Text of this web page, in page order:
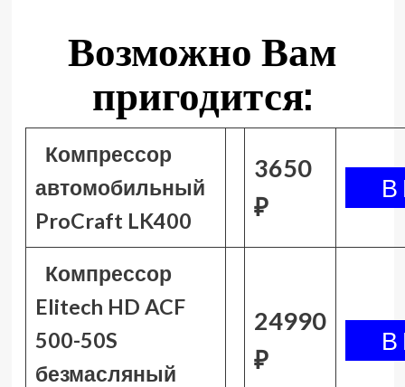
Возможно Вам
пригодится:
Компрессор
автомобильный
ProCraft LK400
3650
₽
Компрессор
Elitech HD ACF
500-50S
безмасляный
24990
₽